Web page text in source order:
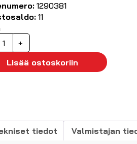
1290381
11
DC
+
Lisää ostoskoriin
tiedot Valmistajan